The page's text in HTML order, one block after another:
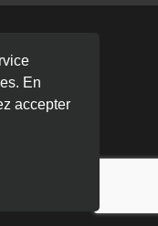
En
accepter